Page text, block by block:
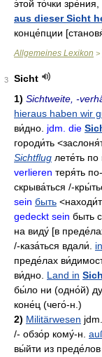
э́той то́чки зре́ния,
aus dieser Sicht
конце́пции
Allgemeines Lexikon >
3
Sicht
1) Sichtweite, -
hieraus haben wir
ви́дно jdm. die
городи́ть
Sichtflug лете́ть по
verlieren теря́ть
скрыва́ться /-
sein быть
gedeckt sein быть
на виду́ [в
/-каза́ться вдали́ in
преде́лах
ви́дно Land in
бы́ло ни (одно́й)
коне́ц (чего́-н.)
2) Militärwesen
/- обзо́р кому́-н
вы́йти из